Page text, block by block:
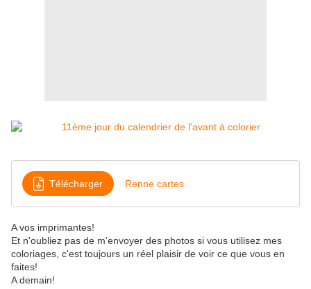
Télécharger Renne cartes
A vos imprimantes!
Et n'oubliez pas de m'envoyer des photos si vous utilisez mes
coloriages, c'est toujours un réel plaisir de voir ce que vous en
faites!
A demain!